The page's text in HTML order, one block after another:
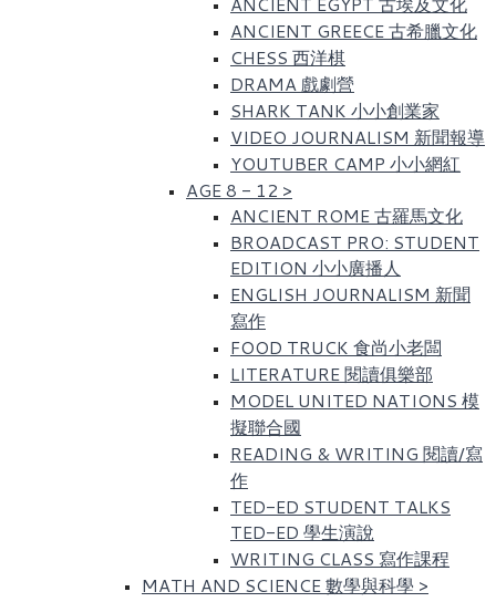
ANCIENT GREECE 古希臘文化
CHESS 西洋棋
DRAMA 戲劇營
SHARK TANK 小小創業家
VIDEO JOURNALISM 新聞報導
YOUTUBER CAMP 小小網紅
AGE 8 - 12 >
ANCIENT ROME 古羅馬文化​
BROADCAST PRO: STUDENT
EDITION 小小廣播人
ENGLISH JOURNALISM 新聞
寫作​
FOOD TRUCK 食尚小老闆
LITERATURE 閱讀俱樂部
MODEL UNITED NATIONS 模
擬聯合國
READING & WRITING 閱讀/寫
作
TED-ED STUDENT TALKS
TED-ED 學生演說
WRITING CLASS 寫作課程
MATH AND SCIENCE 數學與科學 >